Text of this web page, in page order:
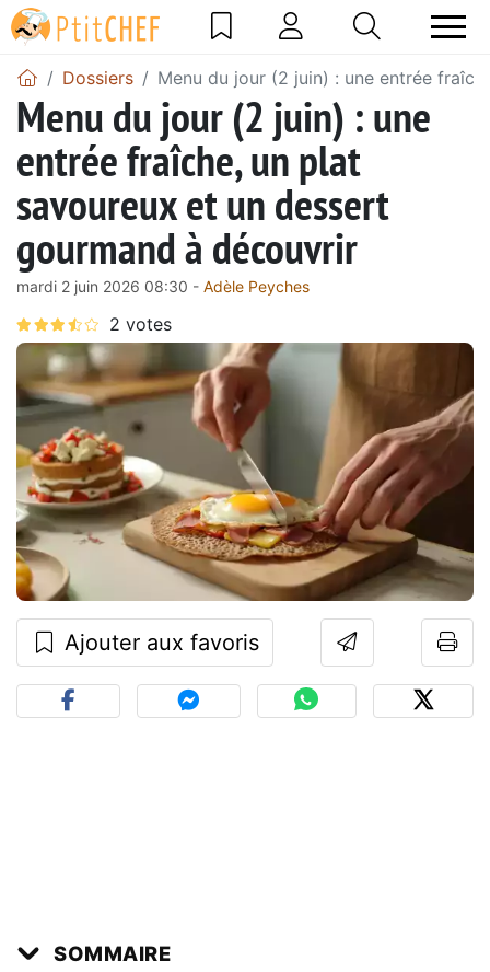
Dossiers Menu du jour (2 juin) : une entrée
Menu du jour (2 juin) : une
entrée fraîche, un plat
savoureux et un dessert
gourmand à découvrir
mardi 2 juin 2026 08:30 - Adèle Peyches
Ajouter aux favoris
SOMMAIRE